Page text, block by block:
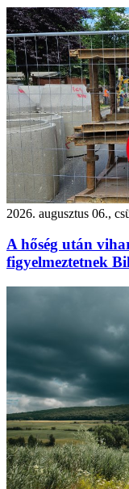
2026. augusztus 06.,
A hőség után
figyelmeztetnek